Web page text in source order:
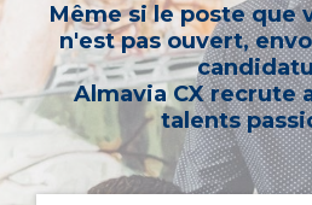
Même si le poste que
n'est pas ouvert,
Almavia CX recrute
talents